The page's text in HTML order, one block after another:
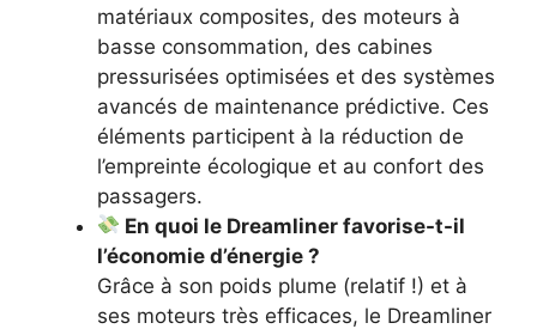
matériaux composites, des moteurs à
basse consommation, des cabines
pressurisées optimisées et des systèmes
avancés de maintenance prédictive. Ces
éléments participent à la réduction de
l’empreinte écologique et au confort des
passagers.
En quoi le Dreamliner favorise-t-il
l’économie d’énergie ?
Grâce à son poids plume (relatif !) et à
ses moteurs très efficaces, le Dreamliner